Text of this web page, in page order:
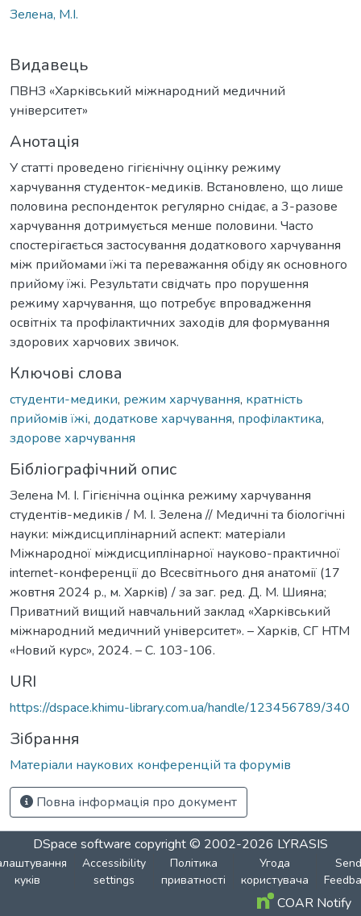
Зелена, М.І.
Видавець
ПВНЗ «Харківський міжнародний медичний
університет»
Анотація
У статті проведено гігієнічну оцінку режиму
харчування студенток-медиків. Встановлено, що лише
половина респонденток регулярно снідає, а 3-разове
харчування дотримується менше половини. Часто
спостерігається застосування додаткового харчування
між прийомами їжі та переважання обіду як основного
прийому їжі. Результати свідчать про порушення
режиму харчування, що потребує впровадження
освітніх та профілактичних заходів для формування
здорових харчових звичок.
Ключові слова
студенти-медики, режим харчування, кратність
прийомів їжі, додаткове харчування, профілактика,
здорове харчування
Бібліографічний опис
Зелена М. І. Гігієнічна оцінка режиму харчування
студентів-медиків / М. І. Зелена // Медичні та біологічні
науки: міждисциплінарний аспект: матеріали
Міжнародної міждисциплінарної науково-практичної
internet-конференції до Всесвітнього дня анатомії (17
жовтня 2024 р., м. Харків) / за заг. ред. Д. М. Шияна;
Приватний вищий навчальний заклад «Харківський
міжнародний медичний університет». – Харків, СГ НТМ
«Новий курс», 2024. – С. 103-106.
URI
https://dspace.khimu-library.com.ua/handle/123456789/340
Зібрання
Матеріали наукових конференцій та форумів
Повна інформація про документ
DSpace software copyright © 2002-2026 LYRASIS
куків
Accessibility
settings
Політика
приватності
Угода
користувача
Send
COAR Notify